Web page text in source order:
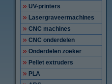
UV-printers
Lasergraveermachines
CNC machines
CNC onderdelen
Onderdelen zoeker
Pellet extruders
PLA